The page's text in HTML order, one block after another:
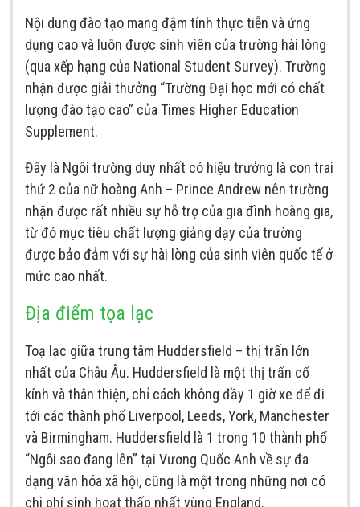
Nội dung đào tạo mang đậm tính thực tiễn và ứng
dụng cao và luôn được sinh viên của trường hài lòng
(qua xếp hạng của National Student Survey). Trường
nhận được giải thưởng “Trường Đại học mới có chất
lượng đào tạo cao” của Times Higher Education
Supplement.
Đây là Ngôi trường duy nhất có hiệu trưởng là con trai
thứ 2 của nữ hoàng Anh – Prince Andrew nên trường
nhận được rất nhiều sự hỗ trợ của gia đình hoàng gia,
từ đó mục tiêu chất lượng giảng dạy của trường
được bảo đảm với sự hài lòng của sinh viên quốc tế ở
mức cao nhất.
Địa điểm tọa lạc
Toạ lạc giữa trung tâm Huddersfield – thị trấn lớn
nhất của Châu Âu. Huddersfield là một thị trấn cổ
kính và thân thiện, chỉ cách không đầy 1 giờ xe để đi
tới các thành phố Liverpool, Leeds, York, Manchester
và Birmingham. Huddersfield là 1 trong 10 thành phố
“Ngôi sao đang lên” tại Vương Quốc Anh về sự đa
dạng văn hóa xã hội, cũng là một trong những nơi có
chi phí sinh hoạt thấp nhất vùng England.